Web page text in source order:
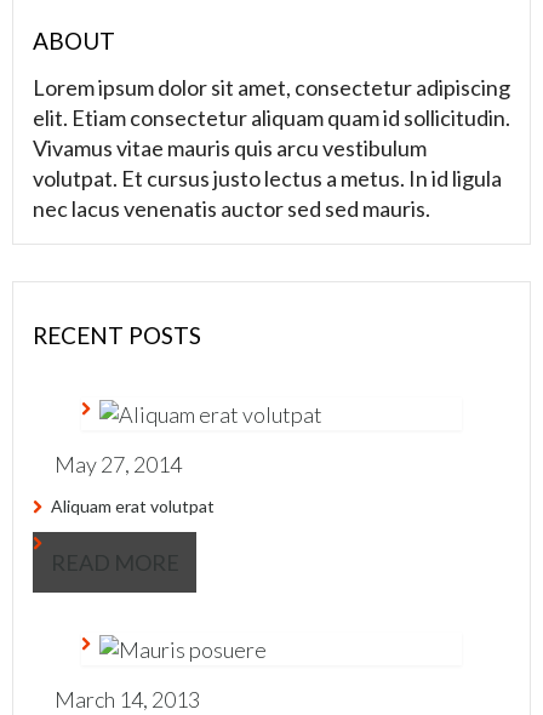
ABOUT
Lorem ipsum dolor sit amet, consectetur adipiscing
elit. Etiam consectetur aliquam quam id sollicitudin.
Vivamus vitae mauris quis arcu vestibulum
volutpat. Et cursus justo lectus a metus. In id ligula
nec lacus venenatis auctor sed sed mauris.
RECENT POSTS
May 27, 2014
Aliquam erat volutpat
READ MORE
March 14, 2013